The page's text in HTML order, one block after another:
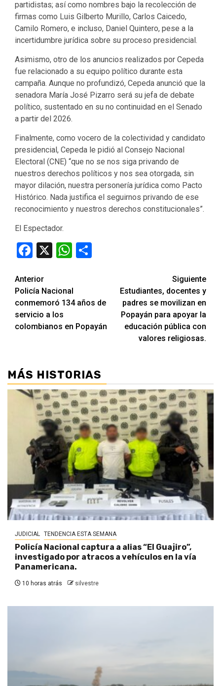
partidistas; así como nombres bajo la recolección de
firmas como Luis Gilberto Murillo, Carlos Caicedo,
Camilo Romero, e incluso, Daniel Quintero, pese a la
incertidumbre jurídica sobre su proceso presidencial.
Asimismo, otro de los anuncios realizados por Cepeda
fue relacionado a su equipo político durante esta
campaña. Aunque no profundizó, Cepeda anunció que la
senadora María José Pizarro será su jefa de debate
político, sustentado en su no continuidad en el Senado
a partir del 2026.
Finalmente, como vocero de la colectividad y candidato
presidencial, Cepeda le pidió al Consejo Nacional
Electoral (CNE) “que no se nos siga privando de
nuestros derechos políticos y nos sea otorgada, sin
mayor dilación, nuestra personería jurídica como Pacto
Histórico. Nada justifica el seguirnos privando de ese
reconocimiento y nuestros derechos constitucionales”.
El Espectador.
Facebook
X WhatsApp
Seguir
leyendo
Anterior
Policía Nacional
conmemoró 134 años de
servicio a los
colombianos en Popayán
Siguiente
Estudiantes, docentes y
padres se movilizan en
Popayán para apoyar la
educación pública con
valores religiosas.
MÁS HISTORIAS
JUDICIAL TENDENCIA ESTA SEMANA
Policía Nacional captura a alias “El Guajiro”,
investigado por atracos a vehículos en la vía
Panamericana.
10 horas atrás silvestre